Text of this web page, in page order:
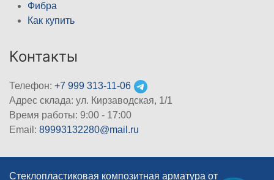
Фибра
Как купить
Контакты
Телефон: +7 999 313-11-06
Адрес склада: ул. Кирзаводская, 1/1
Время работы: 9:00 - 17:00
Email: 89993132280@mail.ru
Стеклопластиковая композитная арматура от